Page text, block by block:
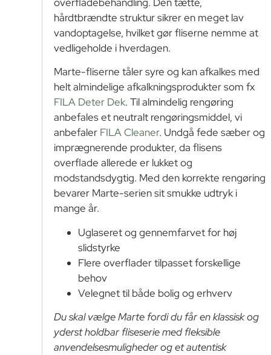
hårdtbrændte struktur sikrer en meget lav
vandoptagelse, hvilket gør fliserne nemme at
vedligeholde i hverdagen.
Marte-fliserne tåler syre og kan afkalkes med
helt almindelige afkalkningsprodukter som fx
FILA Deter Dek. Til almindelig rengøring
anbefales et neutralt rengøringsmiddel, vi
anbefaler FILA Cleaner. Undgå fede sæber og
imprægnerende produkter, da flisens
overflade allerede er lukket og
modstandsdygtig. Med den korrekte rengøring
bevarer Marte-serien sit smukke udtryk i
mange år.
Uglaseret og gennemfarvet for høj
slidstyrke
Flere overflader tilpasset forskellige
behov
Velegnet til både bolig og erhverv
Du skal vælge Marte fordi du får en klassisk og
yderst holdbar fliseserie med fleksible
anvendelsesmuligheder og et autentisk